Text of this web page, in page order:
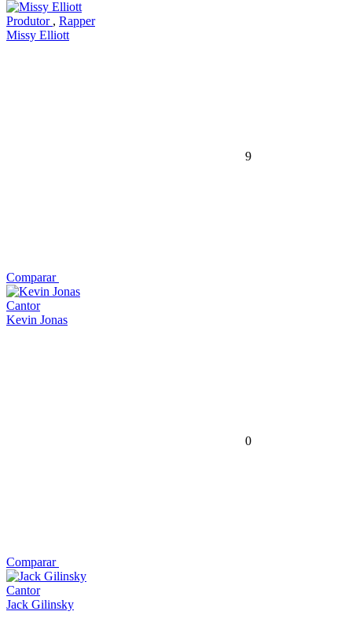
Produtor , Rapper
Missy Elliott
9
Comparar
Cantor
Kevin Jonas
0
Comparar
Cantor
Jack Gilinsky